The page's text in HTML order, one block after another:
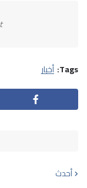
Tags: أخبار
أحدث